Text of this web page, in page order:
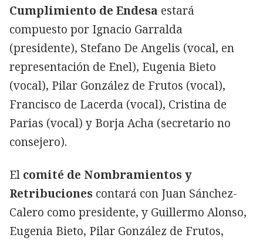
Cumplimiento de Endesa estará
compuesto por Ignacio Garralda
(presidente), Stefano De Angelis (vocal, en
representación de Enel), Eugenia Bieto
(vocal), Pilar González de Frutos (vocal),
Francisco de Lacerda (vocal), Cristina de
Parias (vocal) y Borja Acha (secretario no
consejero).
El comité de Nombramientos y
Retribuciones contará con Juan Sánchez-
Calero como presidente, y Guillermo Alonso,
Eugenia Bieto, Pilar González de Frutos,